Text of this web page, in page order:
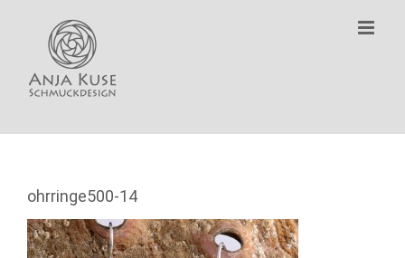
springen
ohrringe500-14